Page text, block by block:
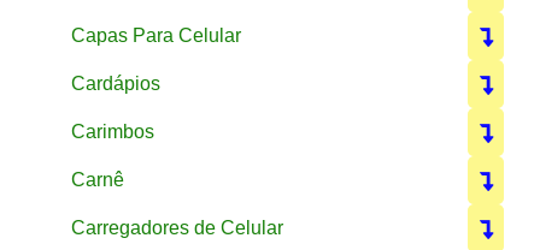
Capas Para Celular
Cardápios
Carimbos
Carnê
Carregadores de Celular